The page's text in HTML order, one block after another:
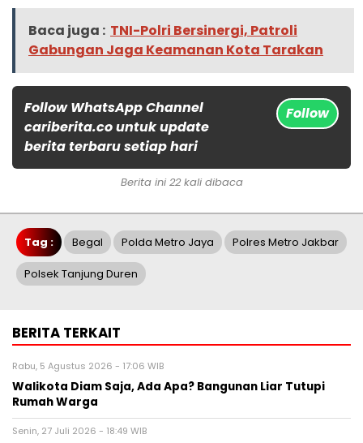
Baca juga : TNI-Polri Bersinergi, Patroli
Gabungan Jaga Keamanan Kota Tarakan
Follow WhatsApp Channel
cariberita.co untuk update
berita terbaru setiap hari
Follow
Berita ini 22 kali dibaca
Tag : Begal Polda Metro Jaya Polres Metro Jakbar
Polsek Tanjung Duren
BERITA TERKAIT
Rabu, 5 Agustus 2026 - 17:06 WIB
Walikota Diam Saja, Ada Apa? Bangunan Liar Tutupi
Rumah Warga
Senin, 27 Juli 2026 - 18:49 WIB